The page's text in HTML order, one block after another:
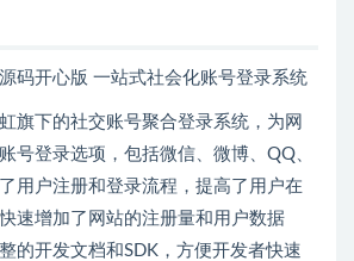
码开心版 一站式社会化账号登录系统
旗下的社交账号聚合登录系统，为网
号登录选项，包括微信、微博、QQ、
用户注册和登录流程，提高了用户在
速增加了网站的注册量和用户数据
的开发文档和SDK，方便开发者快速